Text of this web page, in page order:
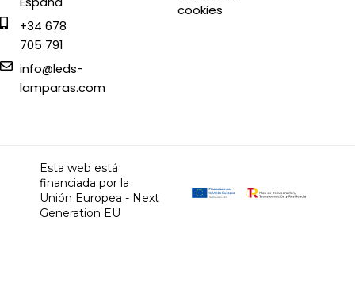
+34 678
705 791
info@leds-
lamparas.com
cookies
Esta web está
financiada por la
Unión Europea - Next
Generation EU